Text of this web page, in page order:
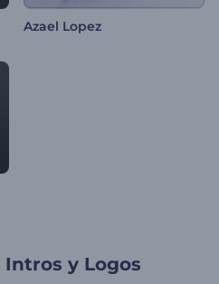
Azael Lopez
Intros y Logos